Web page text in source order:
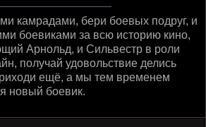
камрадами, бери боевых подруг, и
боевиками за всю историю кино,
Арнольд, и Сильвестр в роли
получай удовольствие делись
ещё, а мы тем временем
новый боевик.